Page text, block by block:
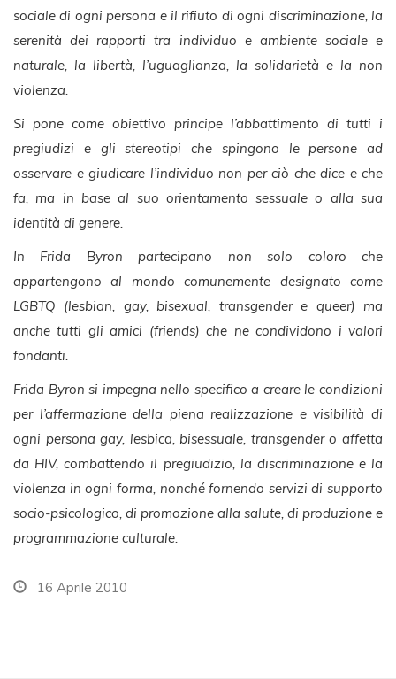
sociale di ogni persona e il rifiuto di ogni discriminazione, la
serenità dei rapporti tra individuo e ambiente sociale e
naturale, la libertà, l’uguaglianza, la solidarietà e la non
violenza.
Si pone come obiettivo principe l’abbattimento di tutti i
pregiudizi e gli stereotipi che spingono le persone ad
osservare e giudicare l’individuo non per ciò che dice e che
fa, ma in base al suo orientamento sessuale o alla sua
identità di genere.
In Frida Byron partecipano non solo coloro che
appartengono al mondo comunemente designato come
LGBTQ (lesbian, gay, bisexual, transgender e queer) ma
anche tutti gli amici (friends) che ne condividono i valori
fondanti.
Frida Byron si impegna nello specifico a creare le condizioni
per l’affermazione della piena realizzazione e visibilità di
ogni persona gay, lesbica, bisessuale, transgender o affetta
da HIV, combattendo il pregiudizio, la discriminazione e la
violenza in ogni forma, nonché fornendo servizi di supporto
socio-psicologico, di promozione alla salute, di produzione e
programmazione culturale.
16 Aprile 2010